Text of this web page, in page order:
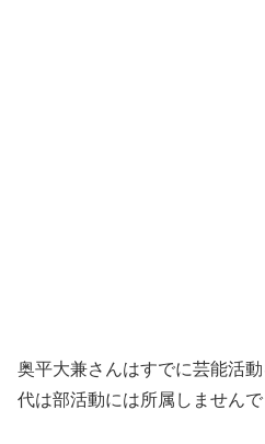
奥平大兼さんはすでに芸能活
代は部活動には所属しませんで